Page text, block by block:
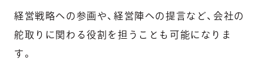
経営戦略への参画や、経営陣への提言など、会社の
舵取りに関わる役割を担うことも可能になりま
す。